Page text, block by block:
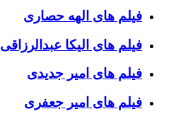
فیلم های الهه حصاری
فیلم های الیکا عبدالرزاقی
فیلم های امیر جدیدی
فیلم های امیر جعفری